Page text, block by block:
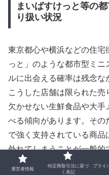
まいばすけっと等の
り扱い状況
東京都心や横浜などの住宅
っと」のような都市型ミ
ルに出会える確率は残念な
こうした店舗は限られた
欠かせない生鮮食品や大
べる傾向があります。そ
で強く支持されている商
外れてしまうことが一般的
運営者情報
特定商取引法に基づ
く表記
プライ